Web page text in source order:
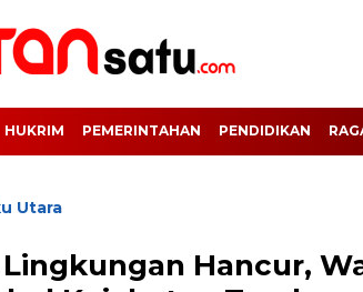
HUKRIM PEMERINTAHAN PENDIDIKAN
Utara
Hancur,